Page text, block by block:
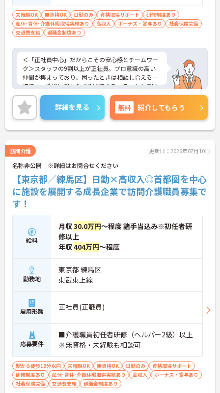
未経験OK 無資格OK 日勤のみ 資格取得サポート
研修制度あり
産休･育休･介護休暇取得実績あり
高収入 ボーナス・賞与あり
社会保険完備
交通費支給
退職金制度あり
＜「正社員中心」だからこその安心感とチームワー
ク＞スタッフの9割以上が正社員。プロ意識の高い
仲間が集まっており、困ったときは相談し合える環
境です。性別に関わらず活躍できるフラットな雰囲
気があります。
＜電動自転車でラクラク移動！身体への負担を軽減
＞会社から1人1台、専用の電動自転車が支給されま
す（一部例外あり）。お客様のご自宅への移動が快
適になるだけでなく、貸与された自転車での通勤も
合えます。
＜頑張りがしっかり給与に反映される仕組み＞「社
員を大事にする」をモットーに、業界トップクラス
の給与水準を目指しています。賞与は年2回あり、資
格手当や土日出勤手当も充実。キャリアパスも明確
で、管理者へのステップアップなど、頑張りに応じ
て収入もやりがいもアップします。
詳細を見る 無料 紹介してもらう
訪問介護 更新日：2026年07月10日
名称非公開 ※詳細はお問合せください
【東京都／練馬区】日勤×高収入◎首都圏を中心
に施設を展開する成長企業で訪問介護職員募集で
す！
給料
月収30.0万円～程度 諸手当込み※初任者研
修以上
年収404万円～程度
勤務地
東京都 練馬区
東武東上線
雇用形態 正社員(正職員)
応募要件
■介護職員初任者研修（ヘルパー2級）以上
※無資格・未経験も相談可
駅から徒歩10分以内 未経験OK 無資格OK 日勤のみ
資格取得サポート
研修制度あり
産休･育休･介護休暇取得実績あり 高収入
ボーナス・賞与あり
社会保険完備
交通費支給 退職金制度あり